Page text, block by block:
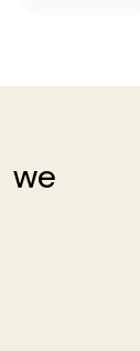
we